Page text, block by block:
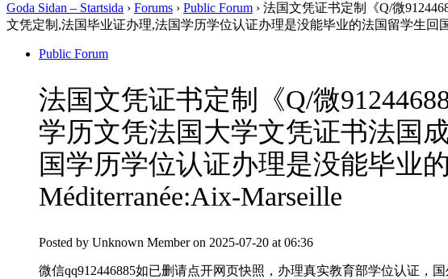
Goda Sidan – Startsida › Forums › Public Forum › 法国文凭证书定制《Q/微
文凭定制,法国毕业证办理,法国学历学位认证办理是没能毕业的法国留学生回
Public Forum
法国文凭证书定制《Q/微
学历文凭法国大学文凭证书法国
国学历学位认证办理是没能毕业
Méditerranée:Aix-Marseille
Posted by Unknown Member on 2025-07-20 at 06:36
微信qq912446885如已删请点开网页快照，办理真实教育部学位认证，